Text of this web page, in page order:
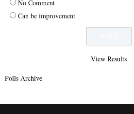
No Comment
Can be improvement
View Results
Polls Archive